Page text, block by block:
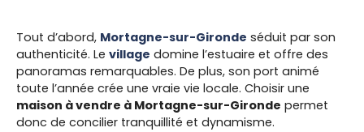
Tout d’abord, Mortagne-sur-Gironde séduit par son
authenticité. Le village domine l’estuaire et offre des
panoramas remarquables. De plus, son port animé
toute l’année crée une vraie vie locale. Choisir une
maison à vendre à Mortagne-sur-Gironde permet
donc de concilier tranquillité et dynamisme.